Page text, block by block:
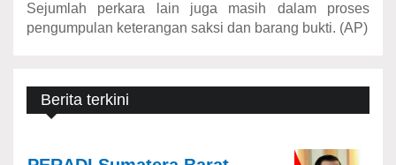
Sejumlah perkara lain juga masih dalam proses
pengumpulan keterangan saksi dan barang bukti. (AP)
Berita terkini